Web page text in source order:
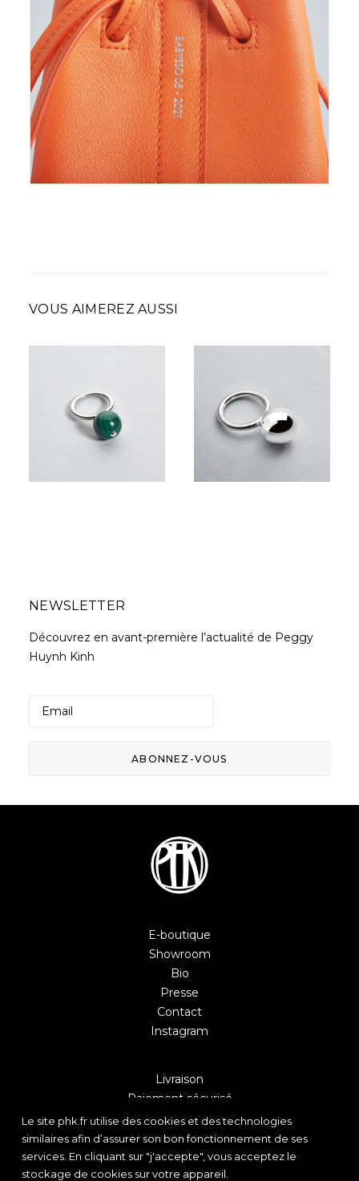
VOUS AIMEREZ AUSSI
350,00€ 210,00€ –
350,00€Plage
de
210,00 €
NEWSLETTER
Découvrez en avant-première l’actualité de Peggy
Huynh Kinh
E-boutique
Showroom
Bio
Presse
Contact
Instagram
Livraison
Paiement sécurisé
Échanges et retours
Mentions Légales
CVG
Confidentialité
Le site phk.fr utilise des cookies et des technologies
similaires afin d’assurer son bon fonctionnement de ses
services. En cliquant sur "j'accepte", vous acceptez le
stockage de cookies sur votre appareil.